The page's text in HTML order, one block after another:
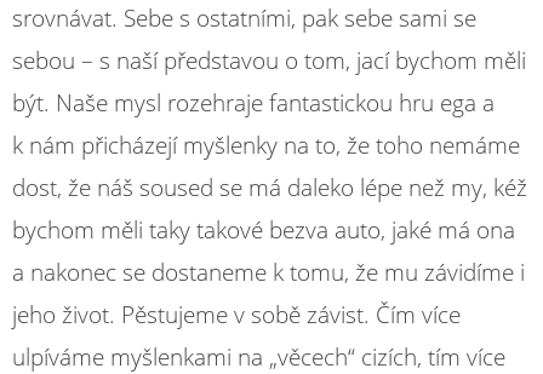
srovnávat. Sebe s ostatními, pak sebe sami se
sebou – s naší představou o tom, jací bychom měli
být. Naše mysl rozehraje fantastickou hru ega a
k nám přicházejí myšlenky na to, že toho nemáme
dost, že náš soused se má daleko lépe než my, kéž
bychom měli taky takové bezva auto, jaké má ona
a nakonec se dostaneme k tomu, že mu závidíme i
jeho život. Pěstujeme v sobě závist. Čím více
ulpíváme myšlenkami na „věcech“ cizích, tím více